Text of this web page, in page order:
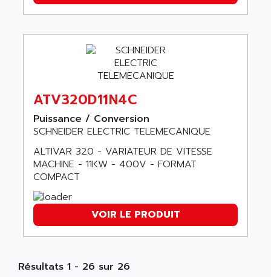
COMBIVERT S4
TI-305
MP
SIMATIC PC
DPH
STATOVAR
UCD
SINUMERIK 820
SIMOREG K
ALIMENTATION
TPD32
ANDERSON-NEGELE
ANIOS
ANKAM
ANKER
ANRITSU
ANS
ANSELL
ANSYCO
ATV320D11N4C
Puissance / Conversion
SCHNEIDER ELECTRIC TELEMECANIQUE
ALTIVAR 320 - VARIATEUR DE VITESSE
MACHINE - 11KW - 400V - FORMAT
COMPACT
VOIR LE PRODUIT
Résultats 1 - 26 sur 26